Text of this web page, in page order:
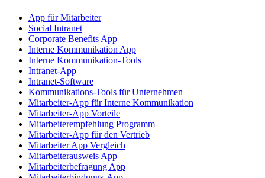
App für Mitarbeiter
Social Intranet
Corporate Benefits App
Interne Kommunikation App
Interne Kommunikation-Tools
Intranet-App
Intranet-Software
Kommunikations-Tools für Unternehmen
Mitarbeiter-App für Interne Kommunikation
Mitarbeiter-App Vorteile
Mitarbeiterempfehlung Programm
Mitarbeiter-App für den Vertrieb
Mitarbeiter App Vergleich
Mitarbeiterausweis App
Mitarbeiterbefragung App